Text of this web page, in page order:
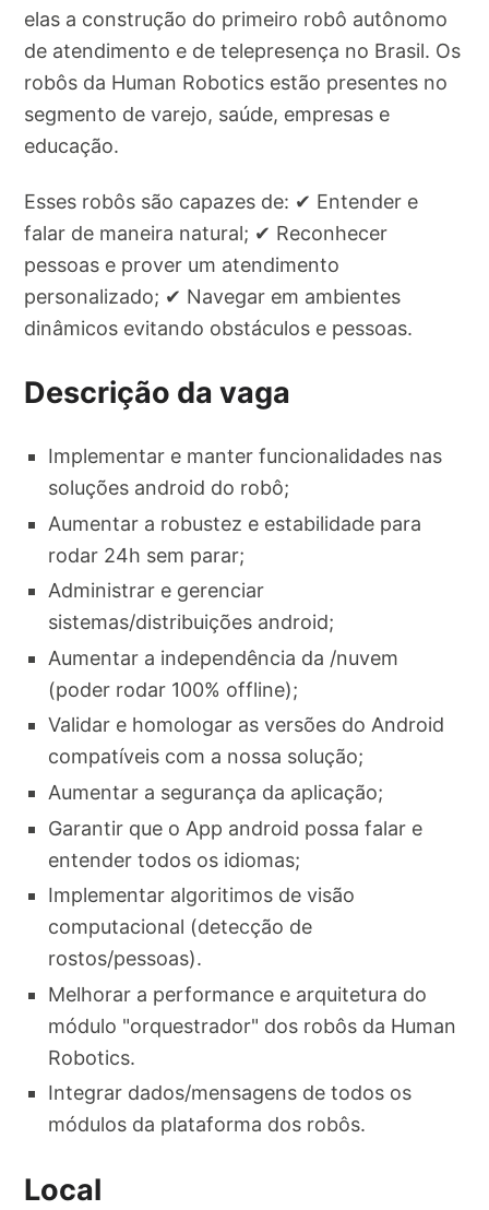
elas a construção do primeiro robô autônomo
de atendimento e de telepresença no Brasil. Os
robôs da Human Robotics estão presentes no
segmento de varejo, saúde, empresas e
educação.
Esses robôs são capazes de: ✔ Entender e
falar de maneira natural; ✔ Reconhecer
pessoas e prover um atendimento
personalizado; ✔ Navegar em ambientes
dinâmicos evitando obstáculos e pessoas.
Descrição da vaga
Implementar e manter funcionalidades nas
soluções android do robô;
Aumentar a robustez e estabilidade para
rodar 24h sem parar;
Administrar e gerenciar
sistemas/distribuições android;
Aumentar a independência da /nuvem
(poder rodar 100% offline);
Validar e homologar as versões do Android
compatíveis com a nossa solução;
Aumentar a segurança da aplicação;
Garantir que o App android possa falar e
entender todos os idiomas;
Implementar algoritimos de visão
computacional (detecção de
rostos/pessoas).
Melhorar a performance e arquitetura do
módulo "orquestrador" dos robôs da Human
Robotics.
Integrar dados/mensagens de todos os
módulos da plataforma dos robôs.
Local